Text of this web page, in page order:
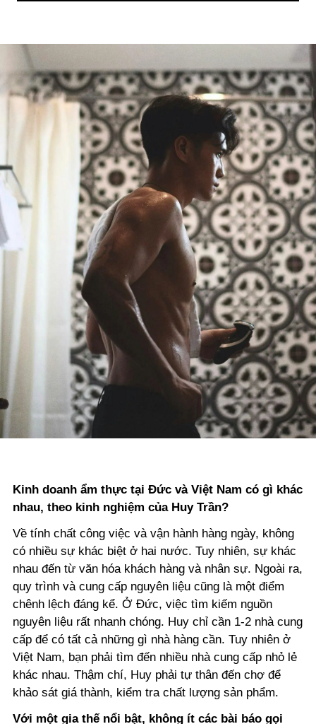
Kinh doanh ẩm thực tại Đức và Việt Nam có gì khác
nhau, theo kinh nghiệm của Huy Trần?
Về tính chất công việc và vận hành hàng ngày, không
có nhiều sự khác biệt ở hai nước. Tuy nhiên, sự khác
nhau đến từ văn hóa khách hàng và nhân sự. Ngoài ra,
quy trình và cung cấp nguyên liệu cũng là một điểm
chênh lệch đáng kể. Ở Đức, việc tìm kiếm nguồn
nguyên liệu rất nhanh chóng. Huy chỉ cần 1-2 nhà cung
cấp để có tất cả những gì nhà hàng cần. Tuy nhiên ở
Việt Nam, bạn phải tìm đến nhiều nhà cung cấp nhỏ lẻ
khác nhau. Thậm chí, Huy phải tự thân đến chợ để
khảo sát giá thành, kiểm tra chất lượng sản phẩm.
Với một gia thế nổi bật, không ít các bài báo gọi